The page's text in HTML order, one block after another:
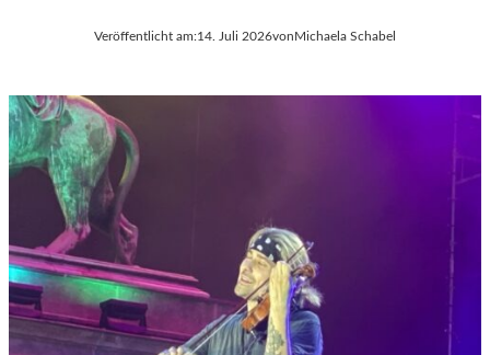
Veröffentlicht am:14. Juli 2026vonMichaela Schabel